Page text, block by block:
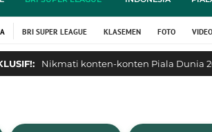
BRI SUPER LEAGUE KLASEMEN FOTO VIDEO
Nikmati konten-konten Piala Dunia